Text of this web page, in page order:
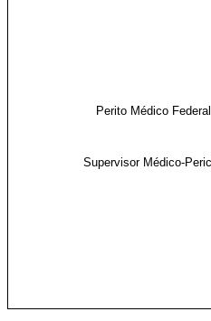
Perito Médico Federal
Supervisor Médico-